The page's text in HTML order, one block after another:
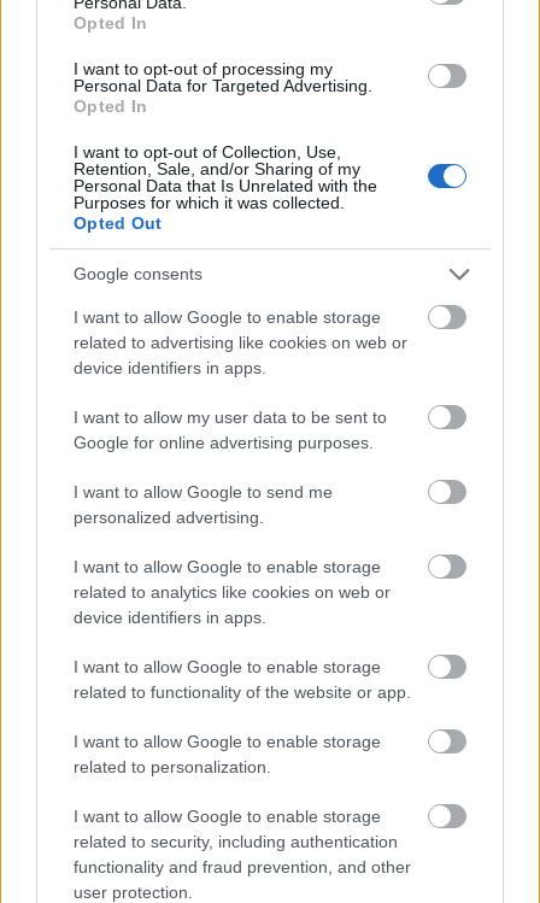
Opted In
I want to opt-out of processing my
Personal Data for Targeted Advertising.
Opted In
I want to opt-out of Collection, Use,
Retention, Sale, and/or Sharing of my
Personal Data that Is Unrelated with the
Purposes for which it was collected.
Opted Out
Google consents
I want to allow Google to enable storage
related to advertising like cookies on web or
device identifiers in apps.
I want to allow my user data to be sent to
Google for online advertising purposes.
I want to allow Google to send me
personalized advertising.
I want to allow Google to enable storage
related to analytics like cookies on web or
device identifiers in apps.
I want to allow Google to enable storage
related to functionality of the website or app.
I want to allow Google to enable storage
related to personalization.
I want to allow Google to enable storage
related to security, including authentication
functionality and fraud prevention, and other
user protection.
Søndag 12. mars
– 09:00: 10km fristil med individuell start,
kvinner
– 11:00: 10km fristil med individuell start, menn
Detaljer, startlister og resultater
Meld deg på vårt nyhetsbrev
MEST LEST
North
knuse
2 BLIN
K
2026:
Komp
3 Ny
Bjørn
dalen
4 Verde
nscup
vinne
5